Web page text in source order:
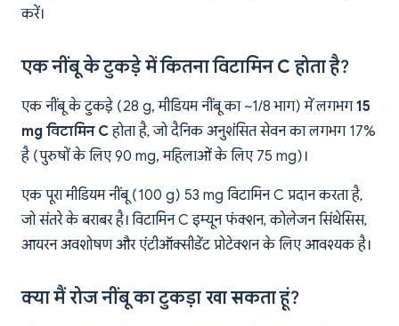
करें।
एक नींबू के टुकड़े में कितना विटामिन C होता है?
एक नींबू के टुकड़े (28 g, मीडियम नींबू का ~1/8 भाग) में लगभग15
mg विटामिन Cहोता है, जो दैनिक अनुशंसित सेवन का लगभग 17%
है (पुरुषों के लिए 90 mg, महिलाओं के लिए 75 mg)।
एक पूरा मीडियम नींबू (100 g) 53 mg विटामिन C प्रदान करता है,
जो संतरे के बराबर है। विटामिन C इम्यून फंक्शन, कोलेजन सिंथेसिस,
आयरन अवशोषण और एंटीऑक्सीडेंट प्रोटेक्शन के लिए आवश्यक है।
क्या मैं रोज नींबू का टुकड़ा खा सकता हूं?